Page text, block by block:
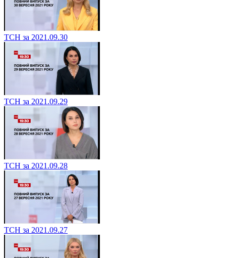
ТСН за 2021.09.30
ТСН за 2021.09.29
ТСН за 2021.09.28
ТСН за 2021.09.27